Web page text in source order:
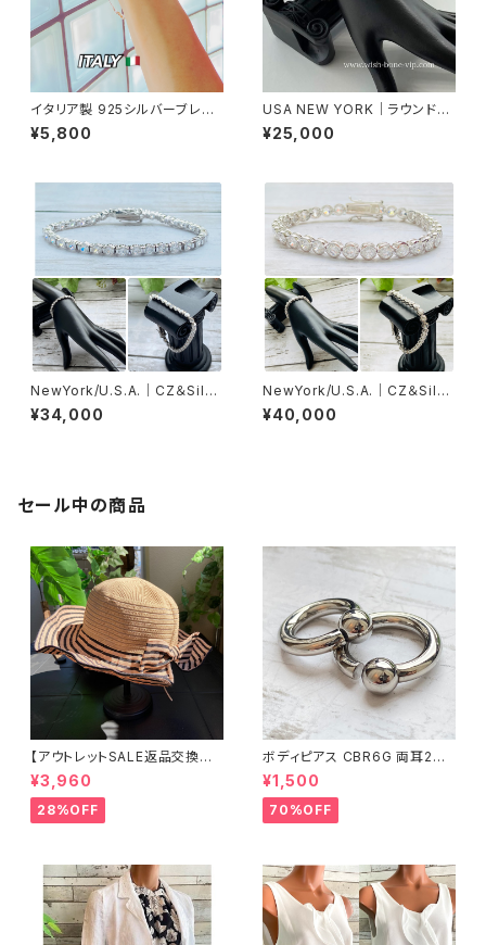
イタリア製 925シルバーブレス
レット 18cm4.5mm幅 スネー
クブレス バングル アンクレット
¥5,800
USA NEW YORK｜ラウンドチ
ャーム Silver925 ブレスレット
｜シルバー925
¥25,000
NewYork/U.S.A.｜CZ＆Silve
r925ブレスレット(J) キュービッ
クジルコニア&シルバー925ブレ
¥34,000
NewYork/U.S.A.｜CZ＆Silve
r925ブレスレット(K) キュービッ
クジルコニア&シルバー925ブレ
¥40,000
セール中の商品
【アウトレットSALE返品交換不
可8/20まで】つば広サマーハッ
ト・通気性・軽量 ワイヤー入りハ
ット ボーダー＆BIGリボン・女優
帽 UV/紫外線対策 レディースハ
¥3,960
28%OFF
ボディピアス CBR6G 両耳2個
セット 1ボール ネジ式 簡単脱着
サージカルステンレス NY直輸
入
¥1,500
70%OFF